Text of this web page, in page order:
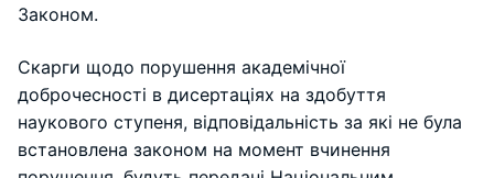
Законом.
Скарги щодо порушення академічної
доброчесності в дисертаціях на здобуття
наукового ступеня, відповідальність за які не була
встановлена законом на момент вчинення